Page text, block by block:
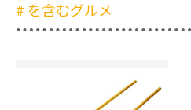
# を含むグルメ